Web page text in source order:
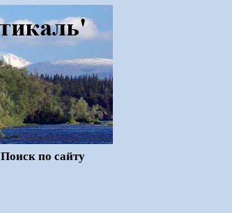
Поиск по сайту